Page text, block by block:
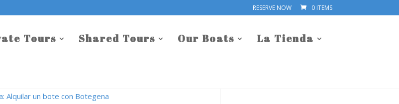
RESERVE NOW 0 ITEMS
Tours Shared Tours Our Boats
La Tienda